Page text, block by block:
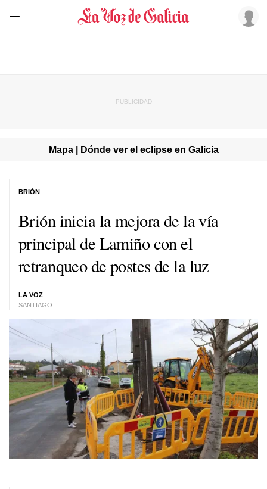
Mapa | Dónde ver el eclipse en Galicia
Brión inicia la mejora de la vía
principal de Lamiño con el
retranqueo de postes de la luz
LA VOZ
SANTIAGO
BRIÓN